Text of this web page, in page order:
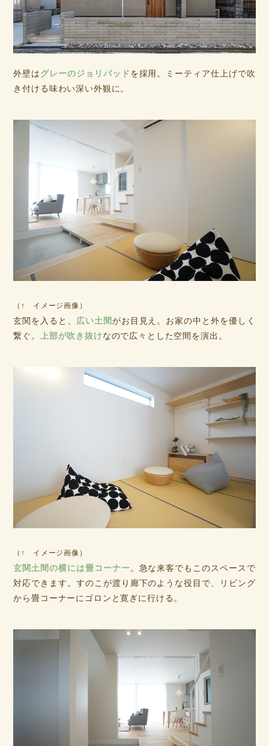
外壁は グレーのジョリパッド を採用。ミーティア仕上げで吹
き付ける味わい深い外観に。
（↑ イメージ画像）
玄関を入ると、 広い土間 がお目見え。お家の中と外を優しく
繋ぐ。
上部が吹き抜けなので広々とした空間を演出。
（↑ イメージ画像）
玄関土間の横には畳コーナー 。急な来客でもこのスペースで
対応できます。すのこが渡り廊下のような役目で、リビング
から畳コーナーにゴロンと寛ぎに行ける。